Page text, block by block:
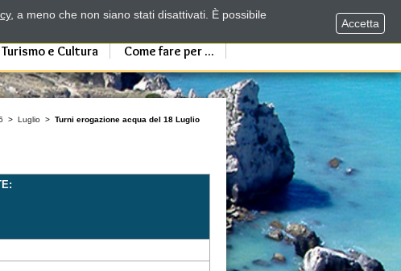
Turismo e Cultura Come fare per ...
> Luglio > Turni erogazione acqua del 18 Luglio
, a meno che non siano stati disattivati. È possibile
Accetta